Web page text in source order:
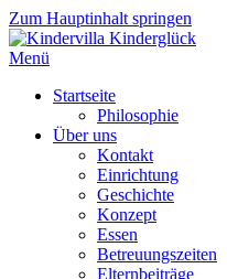
Zum Hauptinhalt springen
Menü
Startseite
Philosophie
Über uns
Kontakt
Einrichtung
Geschichte
Konzept
Essen
Betreuungszeiten
Elternbeiträge